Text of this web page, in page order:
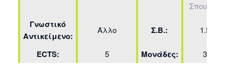
Σπουδών
Γνωστικό
Αντικείμενο:
Άλλο Σ.Β.: 1.5
ECTS: 5 Μονάδες: 3